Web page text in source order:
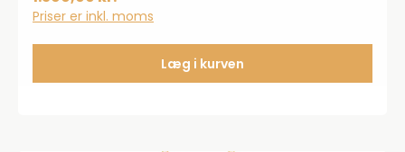
Pink Opal fra Peru.
Priser er inkl. moms
Læg i kurven